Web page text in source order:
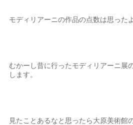
モディリアーニの作品の点数は思った
むかーし昔に行ったモディリアーニ展
します。
見たことあるなと思ったら大原美術館